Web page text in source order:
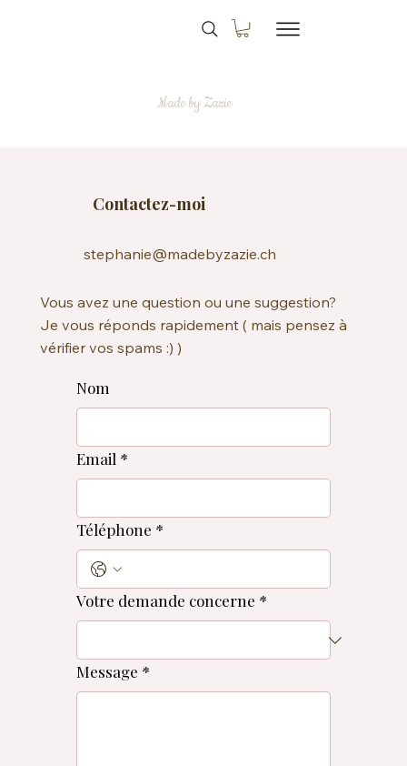
Made by Zazie
Contactez-moi
stephanie@madebyzazie.ch
Vous avez une question ou une suggestion?
Je vous réponds rapidement ( mais pensez à
vérifier vos spams :) )
Nom
Email *
Téléphone *
Votre demande concerne *
Message *